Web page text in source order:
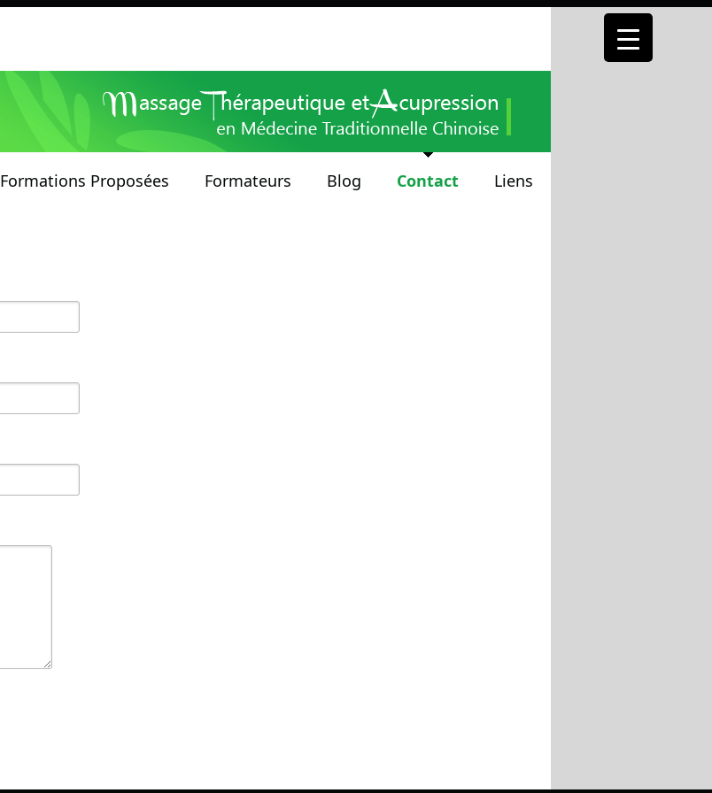
Formations Proposées Formateurs Blog Contact Liens